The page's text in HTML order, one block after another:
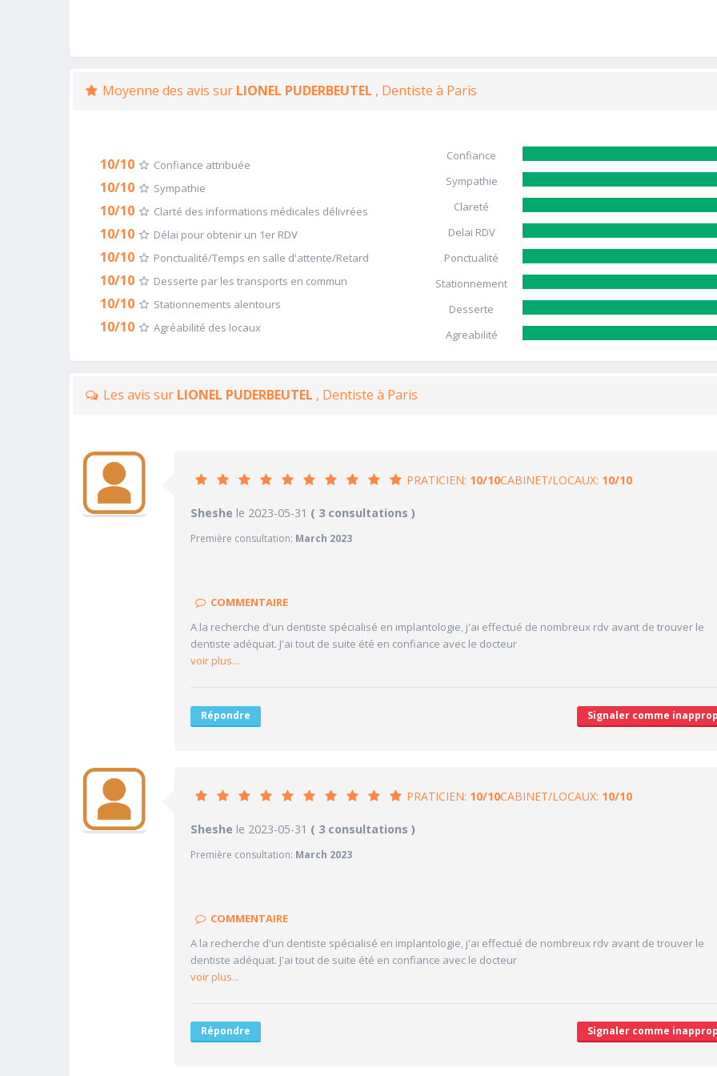
Moyenne des avis sur LIONEL PUDERBEUTEL , Dentiste à Paris
10/10 Confiance attribuée
10/10 Sympathie
10/10 Clarté des informations médicales délivrées
10/10 Délai pour obtenir un 1er RDV
10/10 Ponctualité/Temps en salle d'attente/Retard
10/10 Desserte par les transports en commun
10/10 Stationnements alentours
10/10 Agréabilité des locaux
Confiance
Sympathie
Clareté
Delai RDV
Ponctualité
Stationnement
Desserte
Agreabilité
Les avis sur LIONEL PUDERBEUTEL , Dentiste à Paris
PRATICIEN: 10/10CABINET/LOCAUX: 10/10
PRATICIEN10/10
10/10 Confiance accordée
10/10 Ponctualité/Temps en salle d'attente/Retard
Sheshe le 2023-05-31 ( 3 consultations )
Première consultation: March 2023
COMMENTAIRE
A la recherche d'un dentiste spécialisé en implantologie, j'ai effectué de nombreux rdv avant de trouver le
dentiste adéquat. J'ai tout de suite été en confiance avec le docteur
voir plus...
Répondre Signaler comme
PRATICIEN: 10/10CABINET/LOCAUX: 10/10
PRATICIEN10/10
10/10 Confiance accordée
10/10 Ponctualité/Temps en salle d'attente/Retard
Sheshe le 2023-05-31 ( 3 consultations )
Première consultation: March 2023
COMMENTAIRE
A la recherche d'un dentiste spécialisé en implantologie, j'ai effectué de nombreux rdv avant de trouver le
dentiste adéquat. J'ai tout de suite été en confiance avec le docteur
voir plus...
Répondre Signaler comme